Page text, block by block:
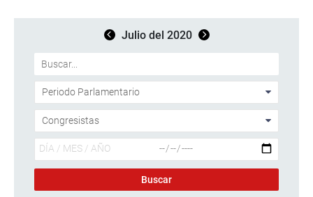
Julio del 2020